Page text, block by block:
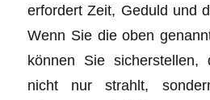
erfordert Zeit, Geduld und
Wenn Sie die oben
können Sie sicherstellen,
nicht nur strahlt,